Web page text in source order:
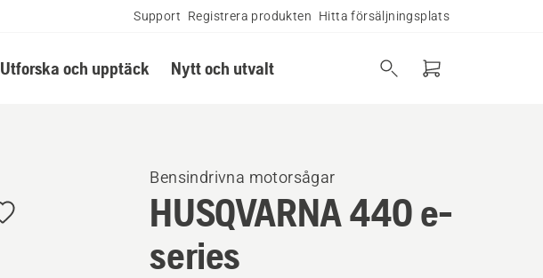
Support Registrera produkten Hitta försäljningsplats
Utforska och upptäck Nytt och utvalt
Bensindrivna motorsågar
HUSQVARNA 440 e-
series